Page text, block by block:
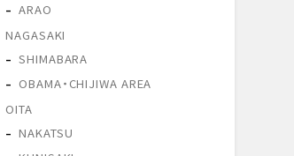
ARAO
NAGASAKI
SHIMABARA
OBAMA・CHIJIWA AREA
OITA
NAKATSU